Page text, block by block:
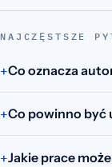
NAJCZĘSTSZE
Co oznacza
Co powinno być
Jakie prace